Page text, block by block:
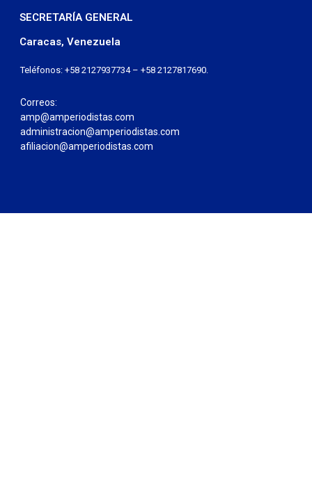
SECRETARÍA GENERAL
Caracas, Venezuela
Teléfonos: +58 2127937734 – +58 2127817690.
Correos:
amp@amperiodistas.com
administracion@amperiodistas.com
afiliacion@amperiodistas.com